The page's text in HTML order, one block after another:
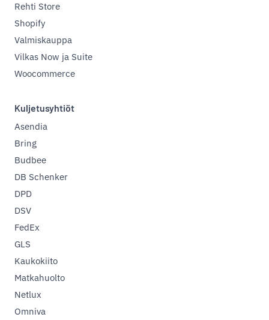
Rehti Store
Shopify
Valmiskauppa
Vilkas Now ja Suite
Woocommerce
Kuljetusyhtiöt
Asendia
Bring
Budbee
DB Schenker
DPD
DSV
FedEx
GLS
Kaukokiito
Matkahuolto
Netlux
Omniva